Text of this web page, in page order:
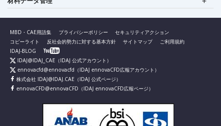
MBD・CAE用語集 プライバシーポリシー
セキュリティアクション
コピーライト
反社会的勢力に対する基本方針 サイトマップ
ご利用規約
IDAJ-BLOG
IDAJ@IDAJ_CAE （IDAJ 公式アカウント）
ennovacfd@ennovacfd （IDAJ ennovaCFD広報アカウント）
株式会社 IDAJ@IDAJ.CAE （IDAJ 公式ページ）
ennovaCFD@ennovaCFD （IDAJ ennovaCFD広報ページ）